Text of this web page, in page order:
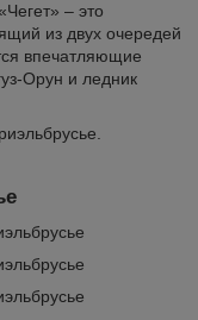
– это
из двух очередей
впечатляющие
Орун и ледник